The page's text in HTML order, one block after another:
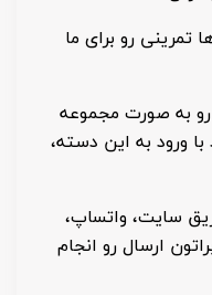
رو برای ما
به صورت مجموعه
ورود به این دسته،
سایت، واتساپ،
ارسال رو انجام